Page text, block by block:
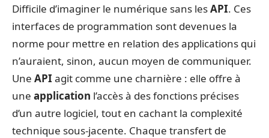
Difficile d’imaginer le numérique sans lesAPI. Ces
interfaces de programmation sont devenues la
norme pour mettre en relation des applications qui
n’auraient, sinon, aucun moyen de communiquer.
Une API agit comme une charnière : elle offre à
une application l’accès à des fonctions précises
d’un autre logiciel, tout en cachant la complexité
technique sous-jacente. Chaque transfert de